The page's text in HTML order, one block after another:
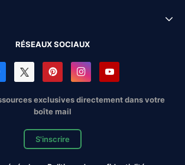
RÉSEAUX SOCIAUX
exclusives directement dans votre
boîte mail
S'inscrire